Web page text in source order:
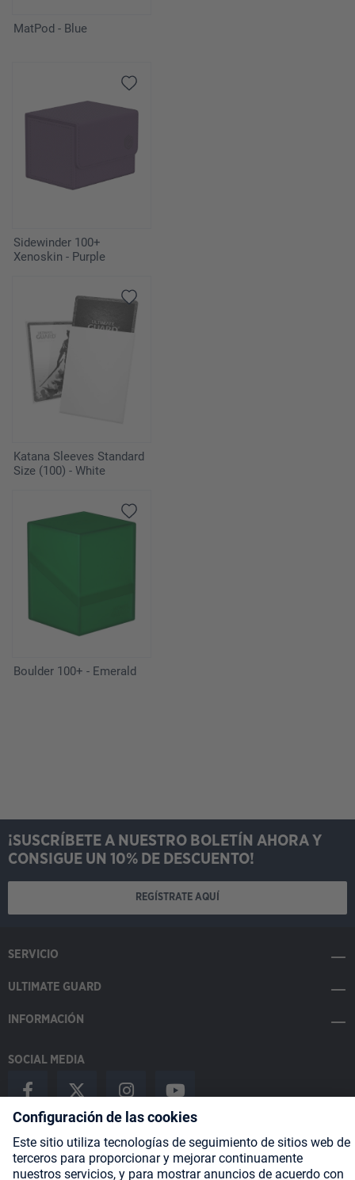
MatPod - Blue
Sidewinder 100+
Xenoskin - Purple
Katana Sleeves Standard
Size (100) - White
Boulder 100+ - Emerald
¡SUSCRÍBETE A NUESTRO BOLETÍN AHORA Y
CONSIGUE UN 10% DE DESCUENTO!
REGÍSTRATE AQUÍ
SERVICIO
ULTIMATE GUARD
INFORMACIÓN
SOCIAL MEDIA
Payment Methods